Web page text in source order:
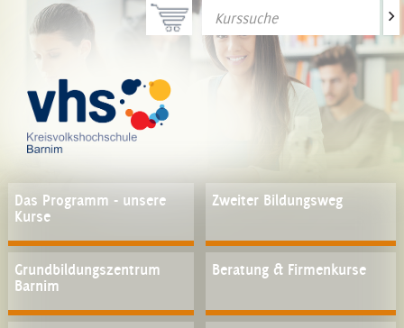
>
Das Programm - unsere
Kurse
Zweiter Bildungsweg
Grundbildungszentrum
Barnim
Beratung & Firmenkurse